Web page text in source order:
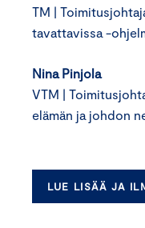
TM |
tavattavissa -
Nina Pinjola
VTM |
elämän ja johdon
LUE LISÄÄ JA